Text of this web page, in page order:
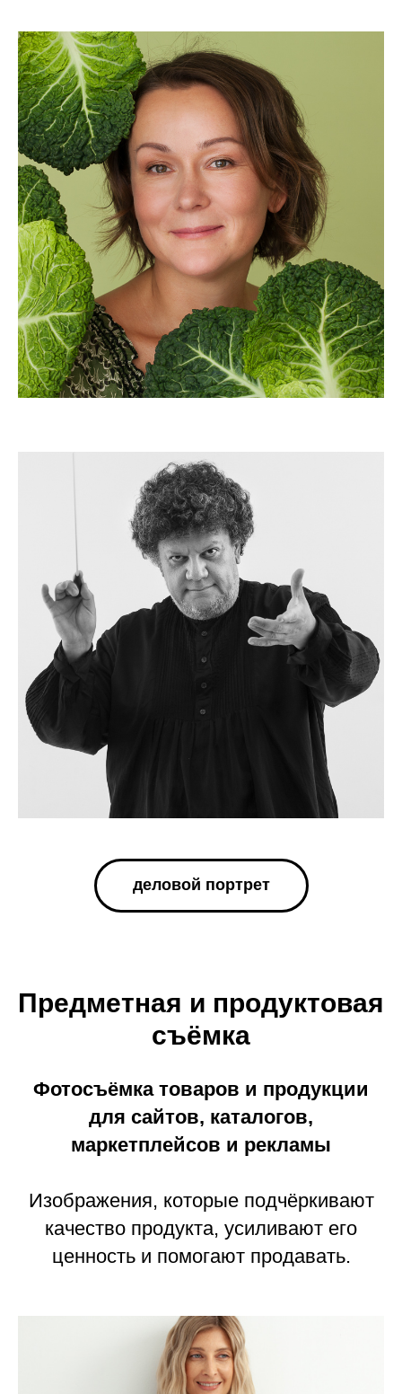
деловой портрет
Предметная и продуктовая
съёмка
Фотосъёмка товаров и продукции
для сайтов, каталогов,
маркетплейсов и рекламы
Изображения, которые подчёркивают
качество продукта, усиливают его
ценность и помогают продавать.